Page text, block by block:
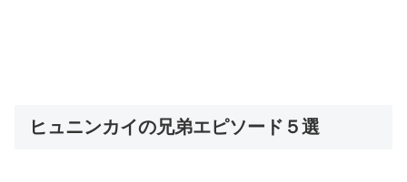
ヒュニンカイの兄弟エピソード５選